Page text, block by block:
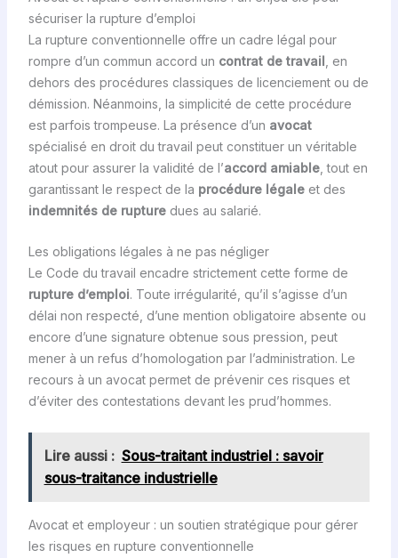
sécuriser la rupture d’emploi
La rupture conventionnelle offre un cadre légal pour
rompre d’un commun accord un contrat de travail , en
dehors des procédures classiques de licenciement ou de
démission. Néanmoins, la simplicité de cette procédure
est parfois trompeuse. La présence d’un avocat
spécialisé en droit du travail peut constituer un véritable
atout pour assurer la validité de l’accord amiable, tout en
garantissant le respect de la procédure légaleet des
indemnités de rupturedues au salarié.
Les obligations légales à ne pas négliger
Le Code du travail encadre strictement cette forme de
rupture d’emploi. Toute irrégularité, qu’il s’agisse d’un
délai non respecté, d’une mention obligatoire absente ou
encore d’une signature obtenue sous pression, peut
mener à un refus d’homologation par l’administration. Le
recours à un avocat permet de prévenir ces risques et
d’éviter des contestations devant les prud’hommes.
Lire aussi : Sous-traitant industriel : savoir
sous-traitance industrielle
Avocat et employeur : un soutien stratégique pour gérer
les risques en rupture conventionnelle